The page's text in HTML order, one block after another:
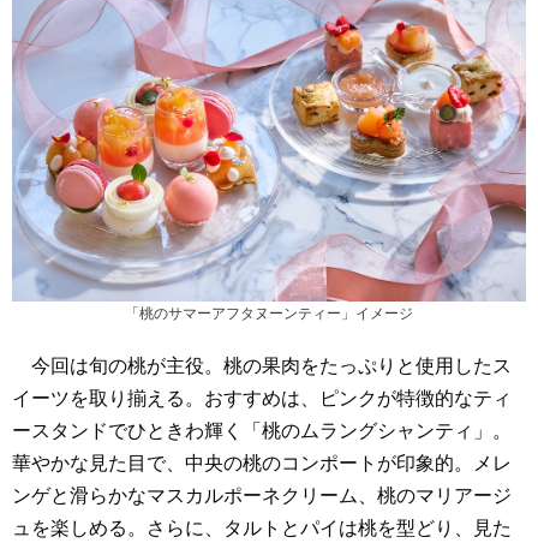
「桃のサマーアフタヌーンティー」イメージ
今回は旬の桃が主役。桃の果肉をたっぷりと使用したス
イーツを取り揃える。おすすめは、ピンクが特徴的なティ
ースタンドでひときわ輝く「桃のムラングシャンティ」。
華やかな見た目で、中央の桃のコンポートが印象的。メレ
ンゲと滑らかなマスカルポーネクリーム、桃のマリアージ
ュを楽しめる。さらに、タルトとパイは桃を型どり、見た